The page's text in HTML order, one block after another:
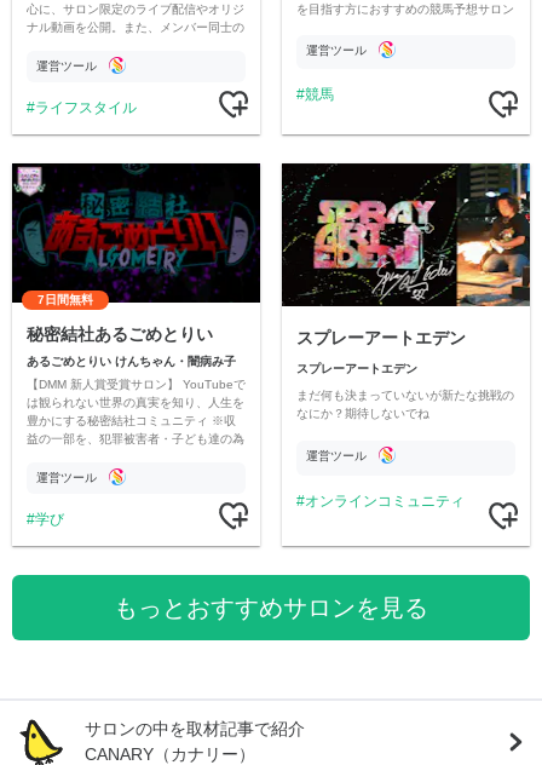
心に、サロン限定のライブ配信やオリジ
ナル動画を公開。また、メンバー同士の
ただいています。
運営ツール
ライフスタイル
を目指す方におすすめの競馬予想サロン
運営ツール
競馬
7日間無料
秘密結社あるごめとりい
あるごめとりい けんちゃん・闇病み子
【DMM 新人賞受賞サロン】 YouTubeで
は観られない世界の真実を知り、人生を
豊かにする秘密結社コミュニティ ※収
益の一部を、犯罪被害者・子ども達の為
す運営ツール
学び
スプレーアートエデン
スプレーアートエデン
まだ何も決まっていないが新たな挑戦の
なにか？期待しないでね
運営ツール
オンラインコミュニティ
もっとおすすめサロンを見る
サロンの中を取材記事で紹介
CANARY（カナリー）